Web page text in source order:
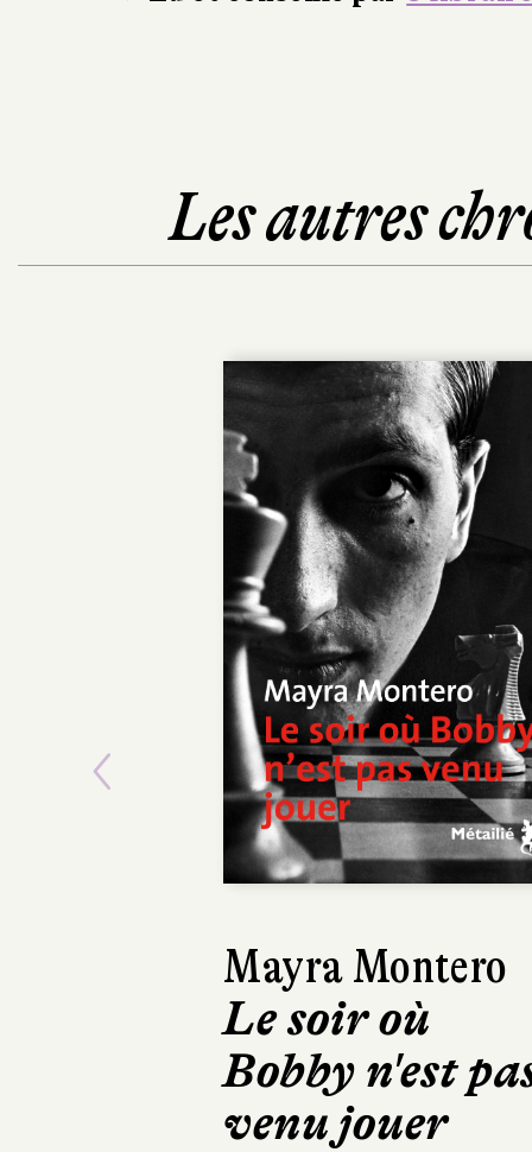
Les autres
Mayra Montero
Le soir où
Bobby n'est
venu jouer
Víctor
Le
bêtes
Actes
Previous